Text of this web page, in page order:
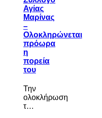
Αγίας
Μαρίνας
–
Ολοκληρώνεται
πρόωρα
η
πορεία
του
Την
ολοκλήρωση
τ…